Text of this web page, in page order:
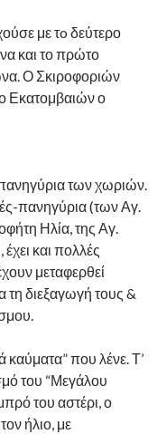
με τo δεύτερο
και το πρώτο
Ο Σκιροφοριών
ο Εκατομβαιών ο
των χωριών.
πανηγύρια (των Αγ.
Ηλία, της Αγ.
και πολλές
μεταφερθεί
τη διεξαγωγή τους &
καύματα” που λένε. Τ’
του “Μεγάλου
του αστέρι, ο
ήλιο, με